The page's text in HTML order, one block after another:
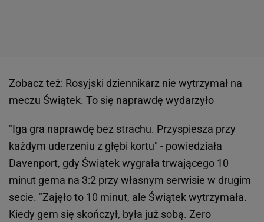
Zobacz też: Rosyjski dziennikarz nie wytrzymał na
meczu Świątek. To się naprawdę wydarzyło
"Iga gra naprawdę bez strachu. Przyspiesza przy
każdym uderzeniu z głębi kortu" - powiedziała
Davenport, gdy Świątek wygrała trwającego 10
minut gema na 3:2 przy własnym serwisie w drugim
secie. "Zajęło to 10 minut, ale Świątek wytrzymała.
Kiedy gem się skończył, była już sobą. Zero